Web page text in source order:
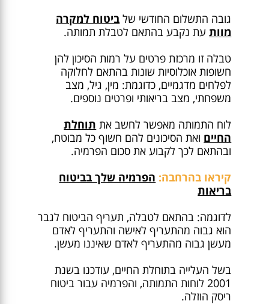
גובה התשלום החודשי של ביטוח למקרה
מוות עת נקבע בהתאם לטבלת תמותה.
טבלה זו מרכזת פרטים על רמות הסיכון להן
חשופות אוכלוסיות שונות בהתאם לחלוקה
לפלחים מדגמיים, כדוגמת: מין, גיל, מצב
משפחתי, מצב בריאותי ופרטים נוספים.
לוח התמותה מאפשר לחשב את תוחלת
החיים ואת הסיכונים להם חשוף כל מבוטח,
ובהתאם לכך לקבוע את סכום הפרמיה.
קיראו בהרחבה: הפרמיה שלך בביטוח
בריאות
לדוגמה: בהתאם לטבלה, תעריף הביטוח לגבר
הוא גבוה מהתעריף לאישה והתעריף לאדם
מעשן גבוה מהתעריף לאדם שאיננו מעשן.
בשל העלייה בתוחלת החיים, עודכנו בשנת
2001 לוחות התמותה, והפרמיה עבור ביטוח
ריסק הוזלה.